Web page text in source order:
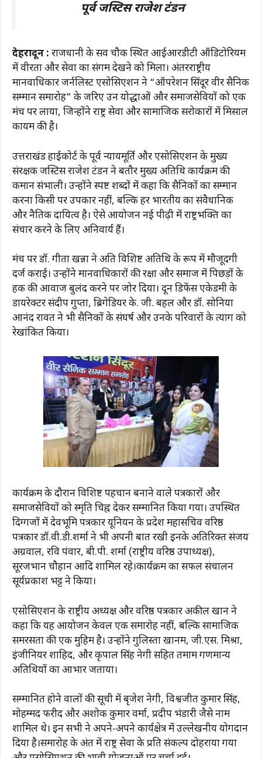
पूर्व जस्टिस राजेश टंडन
देहरादून : राजधानी के सर्वे चौक स्थित आईआरडीटी ऑडिटोरियम
में वीरता और सेवा का संगम देखने को मिला। अंतरराष्ट्रीय
मानवाधिकार जर्नलिस्ट एसोसिएशन ने “ऑपरेशन सिंदूर वीर सैनिक
सम्मान समारोह” के जरिए उन योद्धाओं और समाजसेवियों को एक
मंच पर लाया, जिन्होंने राष्ट्र सेवा और सामाजिक सरोकारों में मिसाल
कायम की है।
उत्तराखंड हाईकोर्ट के पूर्व न्यायमूर्ति और एसोसिएशन के मुख्य
संरक्षक जस्टिस राजेश टंडन ने बतौर मुख्य अतिथि कार्यक्रम की
कमान संभाली। उन्होंने स्पष्ट शब्दों में कहा कि सैनिकों का सम्मान
करना किसी पर उपकार नहीं, बल्कि हर भारतीय का संवैधानिक
और नैतिक दायित्व है। ऐसे आयोजन नई पीढ़ी में राष्ट्रभक्ति का
संचार करने के लिए अनिवार्य हैं।
मंच पर डॉ. गीता खन्ना ने अति विशिष्ट अतिथि के रूप में मौजूदगी
दर्ज कराई। उन्होंने मानवाधिकारों की रक्षा और समाज में पिछड़ों के
हक की आवाज बुलंद करने पर जोर दिया। दून डिफेंस एकेडमी के
डायरेक्टर संदीप गुप्ता, ब्रिगेडियर के. जी. बहल और डॉ. सोनिया
आनंद रावत ने भी सैनिकों के संघर्ष और उनके परिवारों के त्याग को
रेखांकित किया।
कार्यक्रम के दौरान विशिष्ट पहचान बनाने वाले पत्रकारों और
समाजसेवियों को स्मृति चिह्न देकर सम्मानित किया गया। उपस्थित
दिग्गजों में देवभूमि पत्रकार यूनियन के प्रदेश महासचिव वरिष्ठ
पत्रकार डॉ.वी.डी.शर्मा ने भी अपनी बात रखी इनके अतिरिक्त संजय
अग्रवाल, रवि पंवार, बी.पी. शर्मा (राष्ट्रीय वरिष्ठ उपाध्यक्ष),
सूरजभान चौहान आदि शामिल रहे।कार्यक्रम का सफल संचालन
सूर्यप्रकाश भट्ट ने किया।
एसोसिएशन के राष्ट्रीय अध्यक्ष और वरिष्ठ पत्रकार अकील खान ने
कहा कि यह आयोजन केवल एक समारोह नहीं, बल्कि सामाजिक
समरसता की एक मुहिम है। उन्होंने गुलिस्ता खानम, जी.एस. मिश्रा,
इंजीनियर शाहिद, और कृपाल सिंह नेगी सहित तमाम गणमान्य
अतिथियों का आभार जताया।
सम्मानित होने वालों की सूची में बृजेश नेगी, विश्वजीत कुमार सिंह,
मोहम्मद फरीद और अशोक कुमार वर्मा, प्रदीप भंडारी जैसे नाम
शामिल थे। इन सभी ने अपने-अपने कार्यक्षेत्र में उल्लेखनीय योगदान
दिया है।समारोह के अंत में राष्ट्र सेवा के प्रति संकल्प दोहराया गया